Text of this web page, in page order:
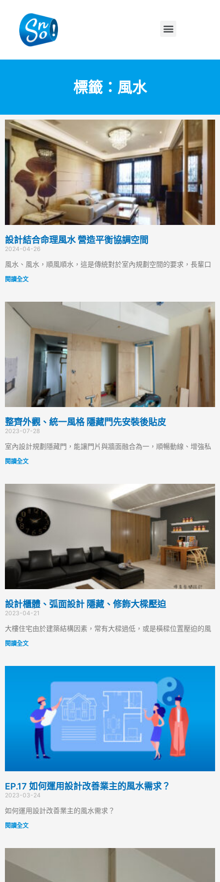
標籤：風水
設計結合命理風水 營造平衡協調空間
2024-04-26
風水、風水，順風順水，這是傳統對於室內規劃空間的要求，長輩口
閱讀全文
整齊外觀、統一風格 隱藏門先安裝後貼皮
2023-07-28
室內設計規劃隱藏門，能讓門片與牆面融合為一，順暢動線、增強私
閱讀全文
設計櫃體、弧面設計 隱藏、修飾大樑壓迫
2023-04-21
大樓住宅由於建築結構因素，常有大樑過低，或是橫樑位置壓迫的風
閱讀全文
EP.17 如何運用設計改善業主的風水需求？
2023-03-24
如何運用設計改善業主的風水需求？
閱讀全文